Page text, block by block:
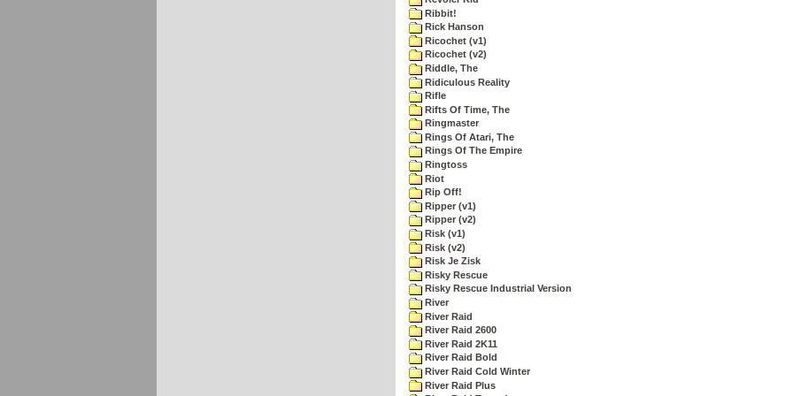
Ribbit!
Rick Hanson
Ricochet (v1)
Ricochet (v2)
Riddle, The
Ridiculous Reality
Rifle
Rifts Of Time, The
Ringmaster
Rings Of Atari, The
Rings Of The Empire
Ringtoss
Riot
Rip Off!
Ripper (v1)
Ripper (v2)
Risk (v1)
Risk (v2)
Risk Je Zisk
Risky Rescue
Risky Rescue Industrial Version
River
River Raid
River Raid 2600
River Raid 2K11
River Raid Bold
River Raid Cold Winter
River Raid Plus